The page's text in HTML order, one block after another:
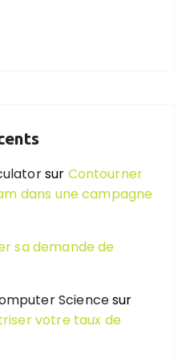
sur Contourner
dans une campagne
sa demande de
Sciencesur
votre taux de